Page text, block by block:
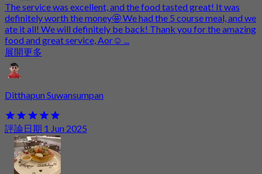
The service was excellent, and the food tasted great! It was
definitely worth the money🤩 We had the 5 course meal, and we
ate it all! We will definitely be back! Thank you for the amazing
food and great service, Aor☺️ ...
展開更多
Ditthapun Suwansumpan
評論日期 1 Jun 2025